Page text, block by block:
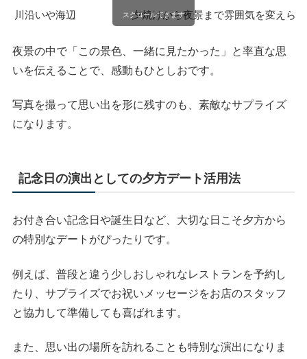
川沿いや海辺
夕焼けから夜景まで雰囲気を変えら
スクロールできます
夜景の中で「この景色、一緒に見たかった」と率直な思
いを伝えることで、感動もひとしおです。
写真を撮って思い出を形に残すのも、素敵なサプライズ
になります。
記念日の演出としての夕方デート活用法
お付き合い記念日や誕生日など、大切な日こそ夕方から
の特別なデートがぴったりです。
例えば、普段と違う少しおしゃれなレストランを予約し
たり、サプライズでお祝いメッセージをお店のスタッフ
と協力して準備しても喜ばれます。
また、思い出の場所を訪れることも特別な演出になりま